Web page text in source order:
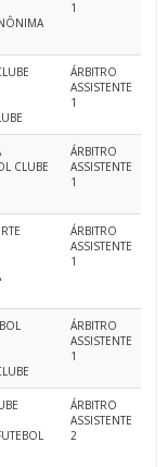
1
ÁRBITRO
ASSISTENTE
1
CLUBE
ÁRBITRO
ASSISTENTE
1
ÁRBITRO
ASSISTENTE
1
ÁRBITRO
ASSISTENTE
1
ÁRBITRO
ASSISTENTE
2